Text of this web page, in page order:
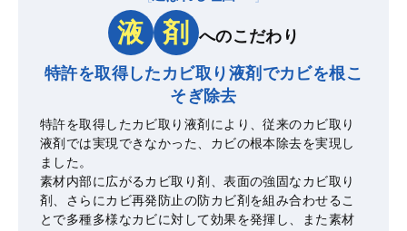
液 剤 へのこだわり
特許を取得したカビ取り液剤でカビを根こ
そぎ除去
特許を取得したカビ取り液剤により、従来のカビ取り
液剤では実現できなかった、カビの根本除去を実現し
ました。
素材内部に広がるカビ取り剤、表面の強固なカビ取り
剤、さらにカビ再発防止の防カビ剤を組み合わせるこ
とで多種多様なカビに対して効果を発揮し、また素材